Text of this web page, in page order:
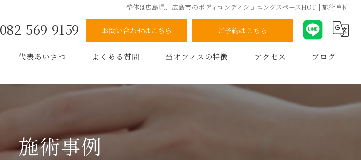
整体は広島県、広島市のボディコンディショニングスペースHOT | 施術事例
082-569-9159 お問い合わせはこちら ご予約はこちら
代表あいさつ よくある質問 当オフィスの特徴 アクセス ブログ
施術事例